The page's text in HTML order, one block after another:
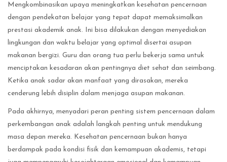
Mengkombinasikan upaya meningkatkan kesehatan pencernaan
dengan pendekatan belajar yang tepat dapat memaksimalkan
prestasi akademik anak. Ini bisa dilakukan dengan menyediakan
lingkungan dan waktu belajar yang optimal disertai asupan
makanan bergizi. Guru dan orang tua perlu bekerja sama untuk
menciptakan kesadaran akan pentingnya diet sehat dan seimbang.
Ketika anak sadar akan manfaat yang dirasakan, mereka
cenderung lebih disiplin dalam menjaga asupan makanan.
Pada akhirnya, menyadari peran penting sistem pencernaan dalam
perkembangan anak adalah langkah penting untuk mendukung
masa depan mereka. Kesehatan pencernaan bukan hanya
berdampak pada kondisi fisik dan kemampuan akademis, tetapi